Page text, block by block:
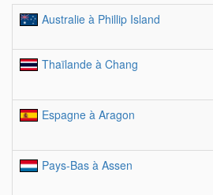
Australie à Phillip Island
Thaïlande à Chang
Espagne à Aragon
Pays-Bas à Assen